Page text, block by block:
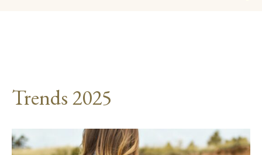
Trends 2025